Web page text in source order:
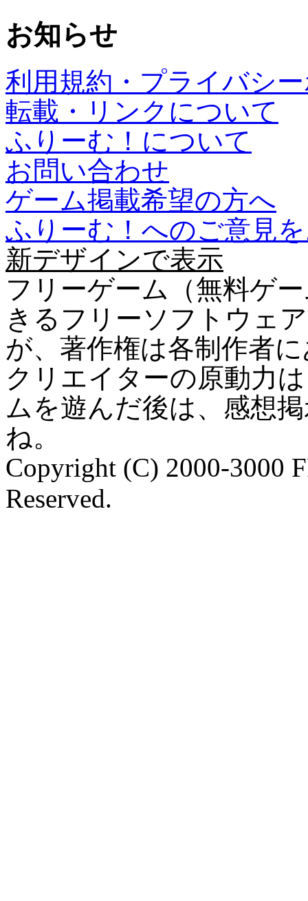
お知らせ
利用規約・プライバシ
転載・リンクについて
ふりーむ！について
お問い合わせ
ゲーム掲載希望の方へ
ふりーむ！へのご意見
新デザインで表示
フリーゲーム（無料ゲ
きるフリーソフトウェ
が、著作権は各制作者
クリエイターの原動力
ムを遊んだ後は、感想
ね。
Copyright (C) 2000-3000
Reserved.